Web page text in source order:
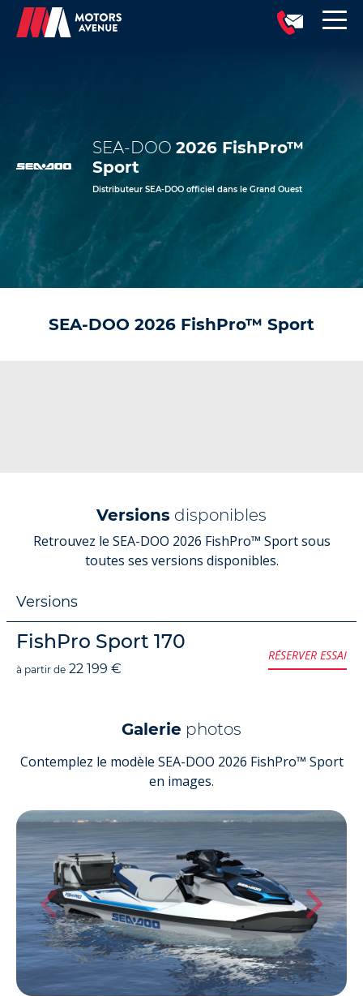
SEA-DOO 2026 FishPro™
Sport
Distributeur SEA-DOO officiel dans le Grand Ouest
SEA-DOO 2026 FishPro™ Sport
Versions disponibles
Retrouvez le SEA-DOO 2026 FishPro™ Sport sous
toutes ses versions disponibles.
Versions
FishPro Sport 170
à partir de 22 199 €
RÉSERVER ESSAI
Galerie photos
Contemplez le modèle SEA-DOO 2026 FishPro™ Sport
en images.